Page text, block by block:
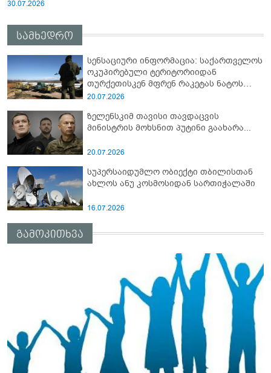
30.07.2026
სამხედრო
სენსაციური ინფორმაცია: საქართველოს
ოკუპირებული ტერიტორიიდან
თურქეთისკენ მფრენ რაკეტას ნატოს
სამიტი კინაღამ ჩაუშლია
20.07.2026
ზელენსკიმ თავისი თავდაცვის
მინისტრის მოხსნით პუტინი გაახარა...
20.07.2026
სუპერსაიდუმლო ობიექტი თბილისთან
ახლოს ანუ კოსმოსიდან სართიჭალაში
16.07.2026
გამოკითხვა